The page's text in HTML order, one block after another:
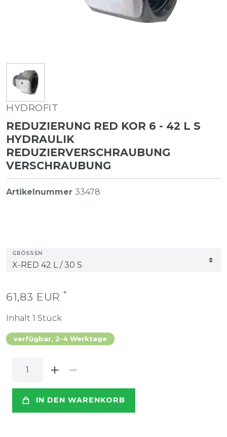
HYDROFIT
REDUZIERUNG RED KOR 6 - 42 L S
HYDRAULIK
REDUZIERVERSCHRAUBUNG
VERSCHRAUBUNG
Artikelnummer 33478
GRÖSSEN
61,83 EUR *
Inhalt 1 Stück
verfügbar, 2-4 Werktage
IN DEN WARENKORB